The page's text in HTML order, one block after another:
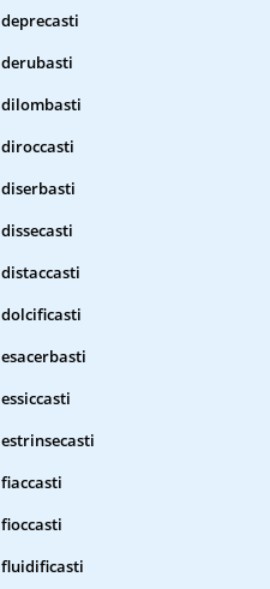
deprecasti
derubasti
dilombasti
diroccasti
diserbasti
dissecasti
distaccasti
dolcificasti
esacerbasti
essiccasti
estrinsecasti
fiaccasti
fioccasti
fluidificasti